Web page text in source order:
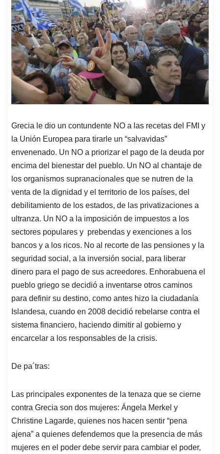
Grecia le dio un contundente NO a las recetas del FMI y
la Unión Europea para tirarle un “salvavidas”
envenenado. Un NO a priorizar el pago de la deuda por
encima del bienestar del pueblo. Un NO al chantaje de
los organismos supranacionales que se nutren de la
venta de la dignidad y el territorio de los países, del
debilitamiento de los estados, de las privatizaciones a
ultranza. Un NO a la imposición de impuestos a los
sectores populares y prebendas y exenciones a los
bancos y a los ricos. No al recorte de las pensiones y la
seguridad social, a la inversión social, para liberar
dinero para el pago de sus acreedores. Enhorabuena el
pueblo griego se decidió a inventarse otros caminos
para definir su destino, como antes hizo la ciudadanía
Islandesa, cuando en 2008 decidió rebelarse contra el
sistema financiero, haciendo dimitir al gobierno y
encarcelar a los responsables de la crisis.
De pa´tras:
Las principales exponentes de la tenaza que se cierne
contra Grecia son dos mujeres: Ángela Merkel y
Christine Lagarde, quienes nos hacen sentir “pena
ajena” a quienes defendemos que la presencia de más
mujeres en el poder debe servir para cambiar el poder,